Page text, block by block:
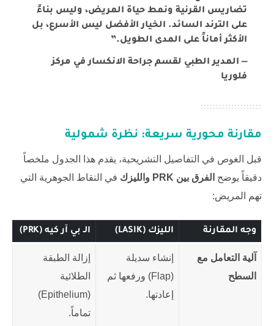
تضاريس القرنية ونمط حياة المريض، وليس بناءً
على الترند السائد. الخيار الأفضل ليس الأسرع، بل
الأكثر أماناً على المدى الطويل.”
— المدير الطبي لقسم جراحة الانكسار في مركز
فلوريا
مقارنة محورية سريعة: نظرة شمولية
قبل الغوص في التفاصيل التشريحية، يقدم هذا الجدول ملخصاً
دقيقاً يوضح الفرق بين PRK والليزك
في النقاط الجوهرية التي
تهم المريض:
وجه المقارنة الليزك (LASIK) الـ بي آر كيه (PRK)
آلية التعامل مع
السطح
إنشاء سديلة
(Flap) ورفعها ثم
إعادتها.
إزالة الطبقة
الطلائية
(Epithelium)
تماماً.